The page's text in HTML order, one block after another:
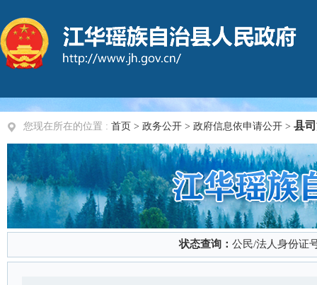
您现在所在的位置 : 首页 > 政务公开 > 政府信息依申请公开 > 县
状态查询： 公民/法人身份证